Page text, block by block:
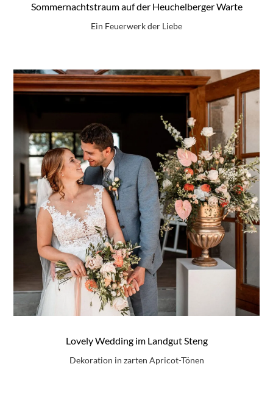
Sommernachtstraum auf der Heuchelberger Warte
Ein Feuerwerk der Liebe
Lovely Wedding im Landgut Steng
Dekoration in zarten Apricot-Tönen